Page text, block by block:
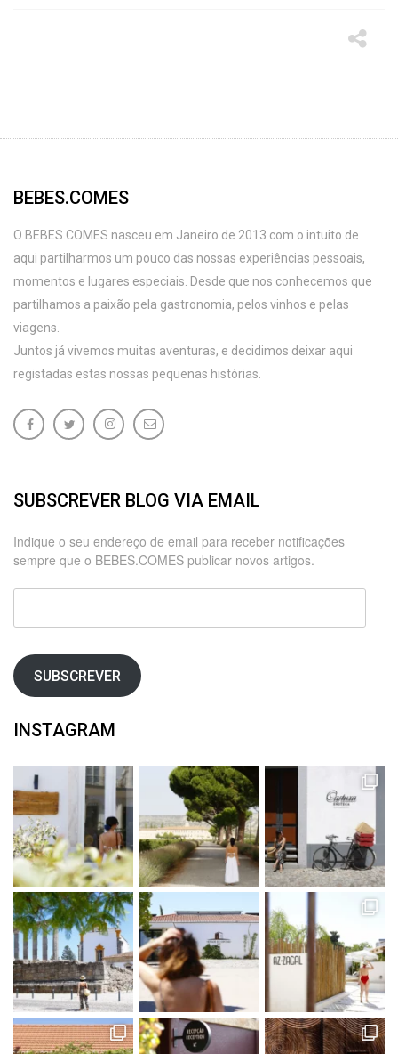
BEBES.COMES
O BEBES.COMES nasceu em Janeiro de 2013 com o intuito de
aqui partilharmos um pouco das nossas experiências pessoais,
momentos e lugares especiais. Desde que nos conhecemos que
partilhamos a paixão pela gastronomia, pelos vinhos e pelas
viagens.
Juntos já vivemos muitas aventuras, e decidimos deixar aqui
registadas estas nossas pequenas histórias.
SUBSCREVER BLOG VIA EMAIL
Indique o seu endereço de email para receber notificações
sempre que o BEBES.COMES publicar novos artigos.
SUBSCREVER
INSTAGRAM